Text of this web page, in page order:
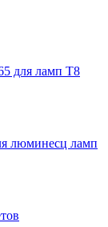
для ламп Т8
люминесц ламп